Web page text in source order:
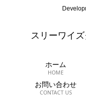
スリーワイ
ホーム
HOME
お問い合わせ
CONTACT US